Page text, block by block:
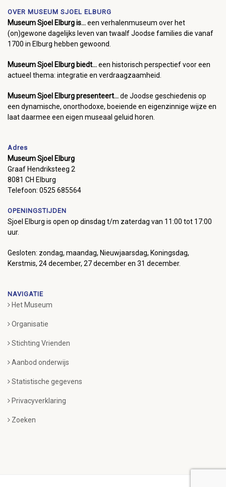
OVER MUSEUM SJOEL ELBURG
Museum Sjoel Elburg is...een verhalenmuseum over het
(on)gewone dagelijks leven van twaalf Joodse families die vanaf
1700 in Elburg hebben gewoond.
Museum Sjoel Elburg biedt...een historisch perspectief voor een
actueel thema: integratie en verdraagzaamheid.
Museum Sjoel Elburg presenteert...de Joodse geschiedenis op
een dynamische, onorthodoxe, boeiende en eigenzinnige wijze en
laat daarmee een eigen museaal geluid horen.
Adres
Museum Sjoel Elburg
Graaf Hendriksteeg 2
8081 CH Elburg
Telefoon: 0525 685564
OPENINGSTIJDEN
Sjoel Elburg is open op dinsdag t/m zaterdag van 11:00 tot 17:00
uur.
Gesloten: zondag, maandag, Nieuwjaarsdag, Koningsdag,
Kerstmis, 24 december, 27 december en 31 december.
NAVIGATIE
Het Museum
Organisatie
Stichting Vrienden
Aanbod onderwijs
Statistische gegevens
Privacyverklaring
Zoeken